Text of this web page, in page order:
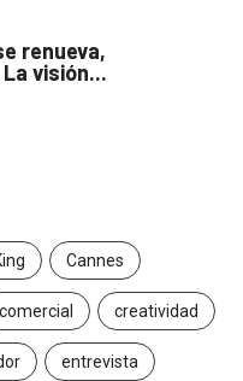
renueva,
visión...
Cannes
comercial creatividad
entrevista